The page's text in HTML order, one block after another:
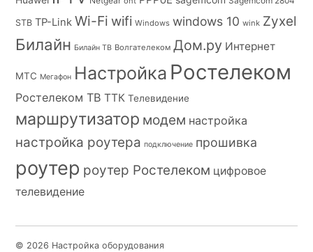
STB TP-Link Wi-Fi wifi Windows windows 10 wink Zyxel
Билайн Билайн ТВ Волгателеком Дом.ру Интернет
МТС Мегафон Настройка Ростелеком
Ростелеком ТВ ТТК Телевидение
маршрутизатор модем настройка
настройка роутера подключение прошивка
роутер роутер Ростелеком цифровое
телевидение
© 2026 Настройка оборудования